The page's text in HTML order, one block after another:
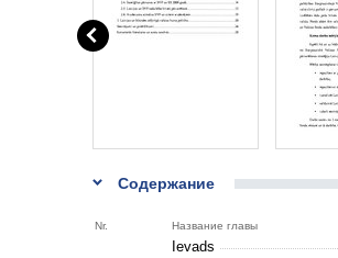
Содержание
Nr. Название главы
Ievads